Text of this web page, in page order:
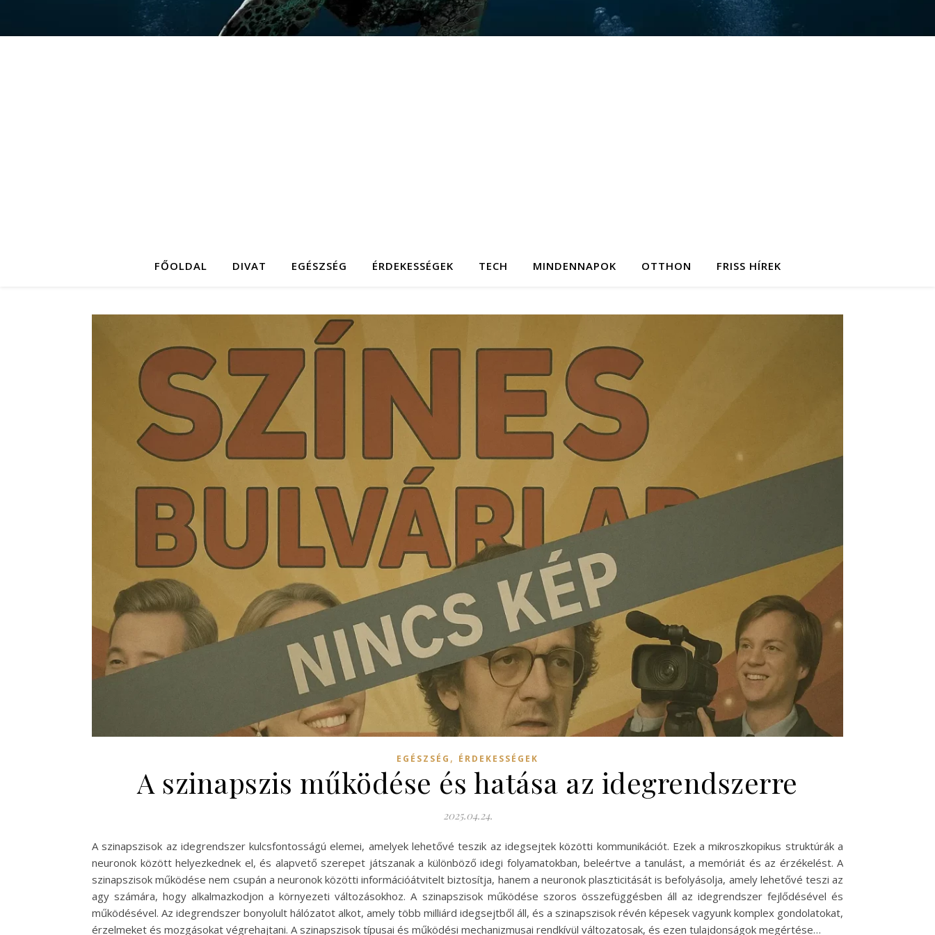
FŐOLDAL DIVAT EGÉSZSÉG ÉRDEKESSÉGEK TECH MINDENNAPOK OTTHON FRISS HÍREK
EGÉSZSÉG , ÉRDEKESSÉGEK
A szinapszis működése és hatása az idegrendszerre
2025.04.24.
A szinapszisok az idegrendszer kulcsfontosságú elemei, amelyek lehetővé teszik az idegsejtek közötti kommunikációt. Ezek a mikroszkopikus struktúrák a
neuronok között helyezkednek el, és alapvető szerepet játszanak a különböző idegi folyamatokban, beleértve a tanulást, a memóriát és az érzékelést. A
szinapszisok működése nem csupán a neuronok közötti információátvitelt biztosítja, hanem a neuronok plaszticitását is befolyásolja, amely lehetővé teszi az
agy számára, hogy alkalmazkodjon a környezeti változásokhoz. A szinapszisok működése szoros összefüggésben áll az idegrendszer fejlődésével és
működésével. Az idegrendszer bonyolult hálózatot alkot, amely több milliárd idegsejtből áll, és a szinapszisok révén képesek vagyunk komplex gondolatokat,
érzelmeket és mozgásokat végrehajtani. A szinapszisok típusai és működési mechanizmusai rendkívül változatosak, és ezen tulajdonságok megértése…